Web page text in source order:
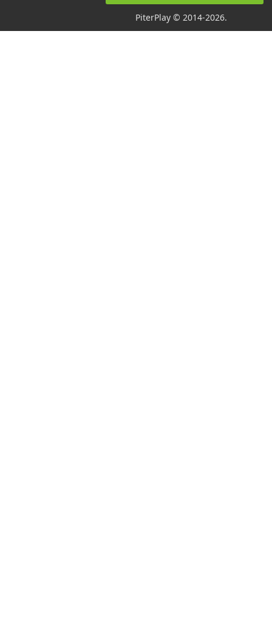
PiterPlay © 2014-2026.